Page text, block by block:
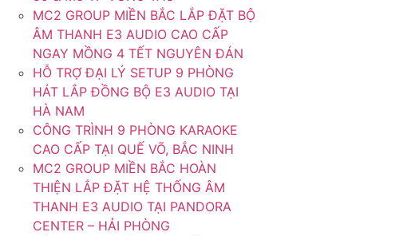
MC2 GROUP MIỀN BẮC LẮP ĐẶT BỘ
ÂM THANH E3 AUDIO CAO CẤP
NGAY MỒNG 4 TẾT NGUYÊN ĐÁN
HỖ TRỢ ĐẠI LÝ SETUP 9 PHÒNG
HÁT LẮP ĐỒNG BỘ E3 AUDIO TẠI
HÀ NAM
CÔNG TRÌNH 9 PHÒNG KARAOKE
CAO CẤP TẠI QUẾ VÕ, BẮC NINH
MC2 GROUP MIỀN BẮC HOÀN
THIỆN LẮP ĐẶT HỆ THỐNG ÂM
THANH E3 AUDIO TẠI PANDORA
CENTER – HẢI PHÒNG